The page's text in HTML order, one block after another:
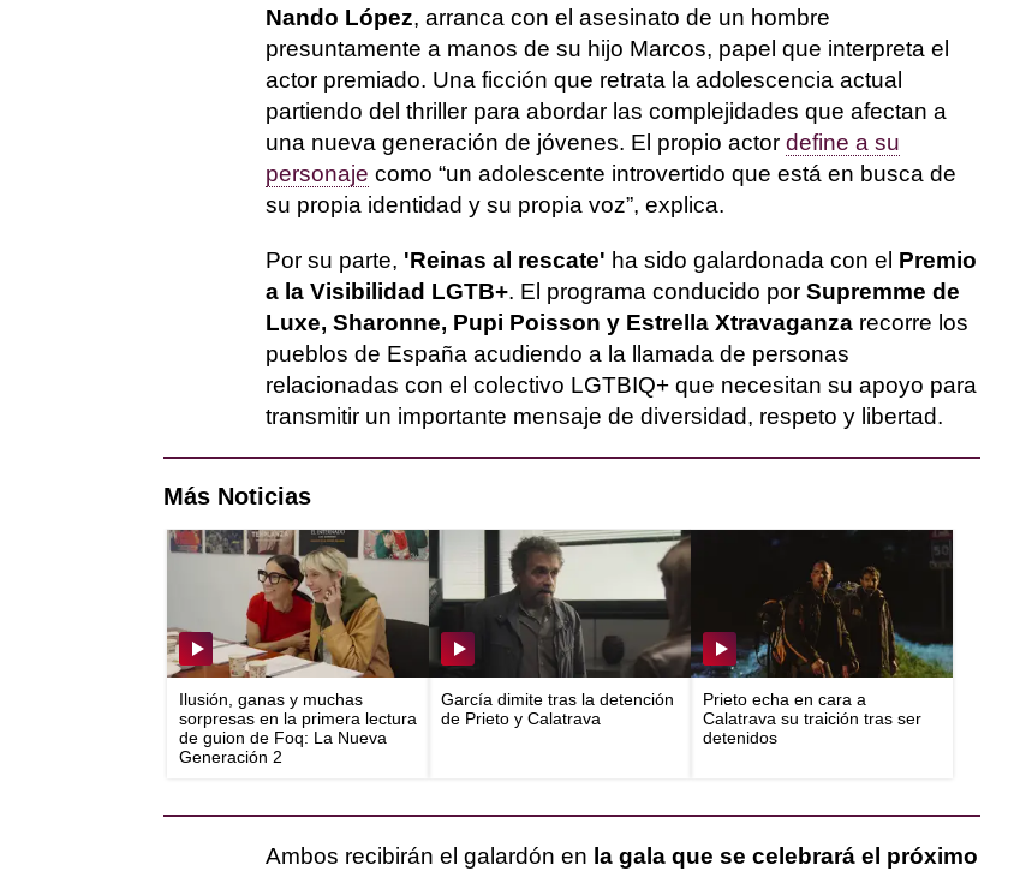
Nando López, arranca con el asesinato de un hombre
presuntamente a manos de su hijo Marcos, papel que interpreta el
actor premiado. Una ficción que retrata la adolescencia actual
partiendo del thriller para abordar las complejidades que afectan a
una nueva generación de jóvenes. El propio actor define a su
personaje como “un adolescente introvertido que está en busca de
su propia identidad y su propia voz”, explica.
Por su parte, 'Reinas al rescate' ha sido galardonada con el Premio
a la Visibilidad LGTB+. El programa conducido por Supremme de
Luxe, Sharonne, Pupi Poisson y Estrella Xtravaganza recorre los
pueblos de España acudiendo a la llamada de personas
relacionadas con el colectivo LGTBIQ+ que necesitan su apoyo para
transmitir un importante mensaje de diversidad, respeto y libertad.
Más Noticias
Ilusión, ganas y muchas
sorpresas en la primera lectura
de guion de Foq: La Nueva
Generación 2
García dimite tras la detención
de Prieto y Calatrava
Prieto echa en cara a
Calatrava su traición tras ser
detenidos
Ambos recibirán el galardón en la gala que se celebrará el próximo